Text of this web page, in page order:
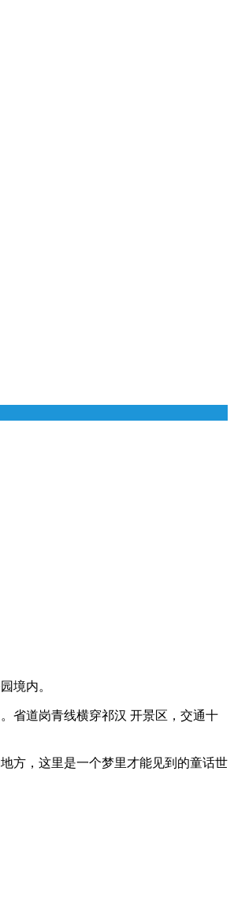
境内。
省道岗青线横穿祁汉 开景区，交通十
方，这里是一个梦里才能见到的童话世